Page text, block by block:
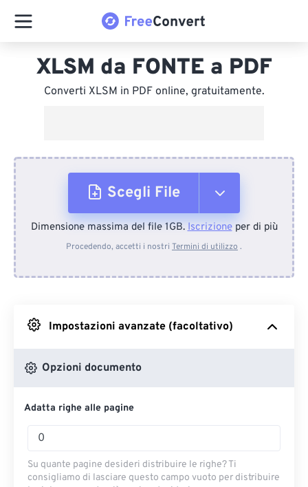
XLSM da FONTE a PDF
Converti XLSM in PDF online, gratuitamente.
Scegli File
Dal dispositivo
Da Google Drive
Dimensione massima del file 1GB.Iscrizioneper di più
Procedendo, accetti i nostri Termini di utilizzo .
Impostazioni avanzate (facoltativo)
Opzioni documento
Adatta righe alle pagine
Su quante pagine desideri distribuire le righe? Ti
consigliamo di lasciare questo campo vuoto per distribuire